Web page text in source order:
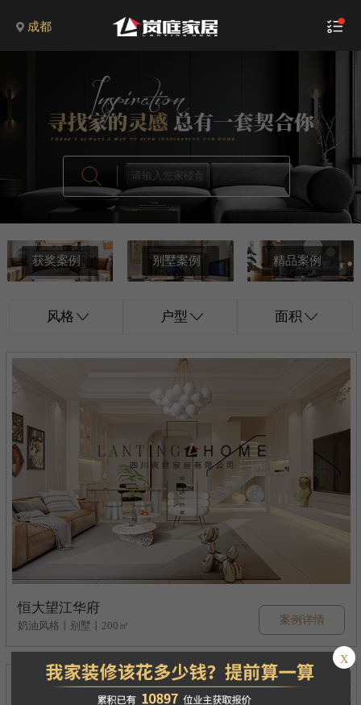
成都
获奖案例 别墅案例 精品案例
风格 户型 面积
恒大望江华府
奶油风格丨别墅丨200㎡ 案例详情
x